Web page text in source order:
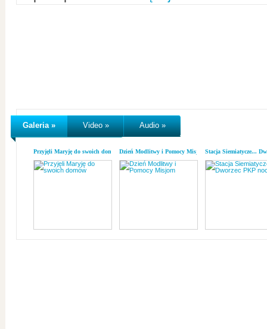
Galeria » Video » Audio »
Przyjęli Maryję do swoich domówDzień Modlitwy i Pomocy MisjomStacja Siemiatycze...